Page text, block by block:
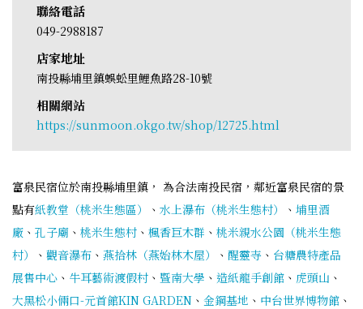
聯絡電話
049-2988187
店家地址
南投縣埔里鎮蜈蚣里鯉魚路28-10號
相關網站
https://sunmoon.okgo.tw/shop/12725.html
富泉民宿位於南投縣埔里鎮， 為合法南投民宿，鄰近富泉民宿的景
點有紙教堂（桃米生態區） 、 水上瀑布（桃米生態村） 、 埔里酒
廠 、 孔子廟 、 桃米生態村 、 楓香巨木群 、 桃米親水公園（桃米生態
村）
、 觀音瀑布 、 燕拾林（燕始林木屋） 、 醒靈寺 、 台糖農特產品
展售中心 、 牛耳藝術渡假村 、 暨南大學 、 造紙龍手創館 、 虎頭山 、
大黑松小倆口-元首館KIN GARDEN 、 金鋼基地 、 中台世界博物館 、